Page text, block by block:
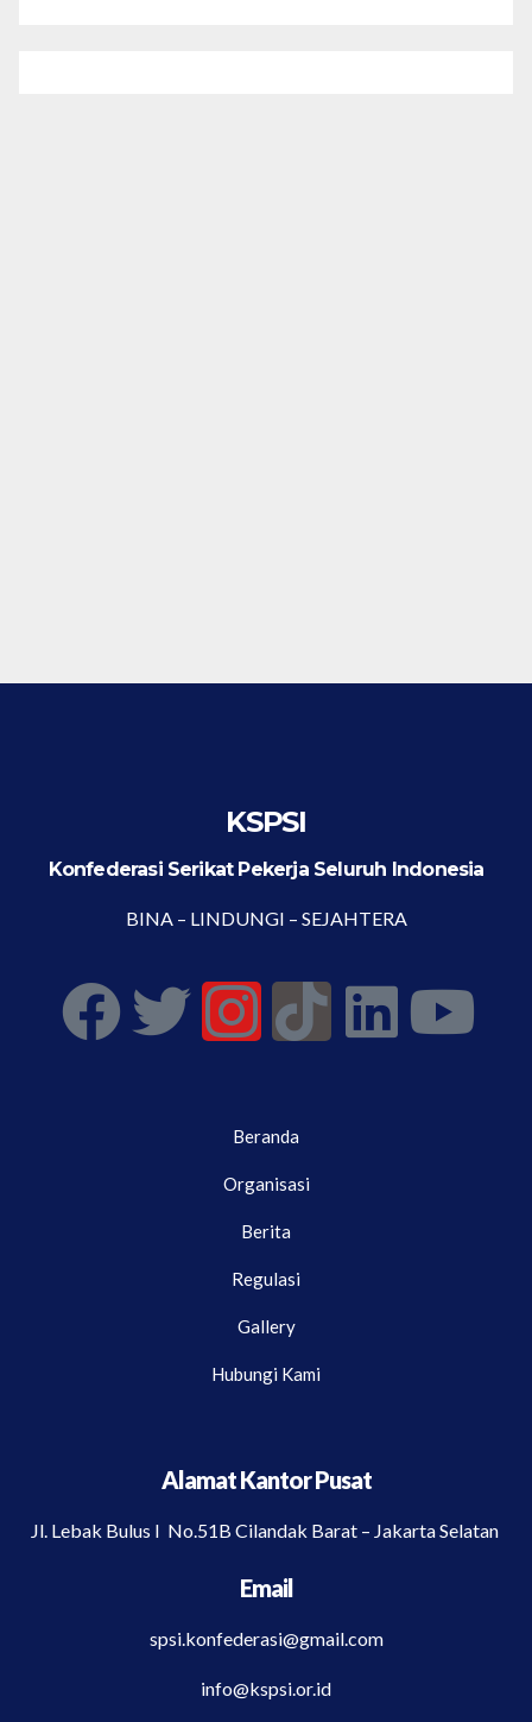
KSPSI
Konfederasi Serikat Pekerja Seluruh Indonesia
BINA – LINDUNGI – SEJAHTERA
Beranda
Organisasi
Berita
Regulasi
Gallery
Hubungi Kami
Alamat Kantor Pusat
Jl. Lebak Bulus I No.51B Cilandak Barat – Jakarta Selatan
Email
spsi.konfederasi@gmail.com
info@kspsi.or.id